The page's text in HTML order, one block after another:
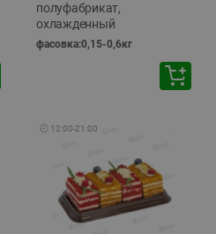
полуфабрикат,
охлажденный
фасовка:0,15-0,6кг
🕘 12:00-21:00